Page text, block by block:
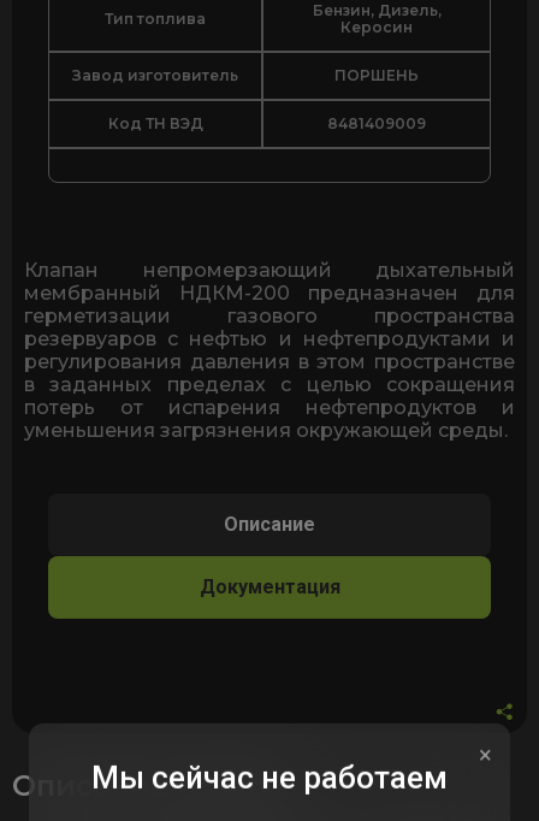
Тип топлива
Бензин, Дизель,
Керосин
Завод изготовитель ПОРШЕНЬ
Код ТН ВЭД 8481409009
Клапан непромерзающий дыхательный
мембранный НДКМ-200 предназначен для
герметизации газового пространства
резервуаров с нефтью и нефтепродуктами и
регулирования давления в этом пространстве
в заданных пределах с целью сокращения
потерь от испарения нефтепродуктов и
уменьшения загрязнения окружающей среды.
Описание
Документация
Описание товара
×
Мы сейчас не работаем